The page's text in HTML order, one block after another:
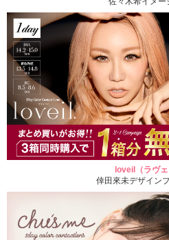
loveil（ラヴェ
倖田來未デザイン